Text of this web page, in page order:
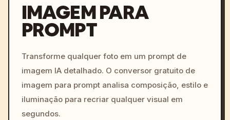
colors, 8k --v 6.0
IMAGEM PARA
PROMPT
Transforme qualquer foto em um prompt de
imagem IA detalhado. O conversor gratuito de
imagem para prompt analisa composição, estilo e
iluminação para recriar qualquer visual em
segundos.